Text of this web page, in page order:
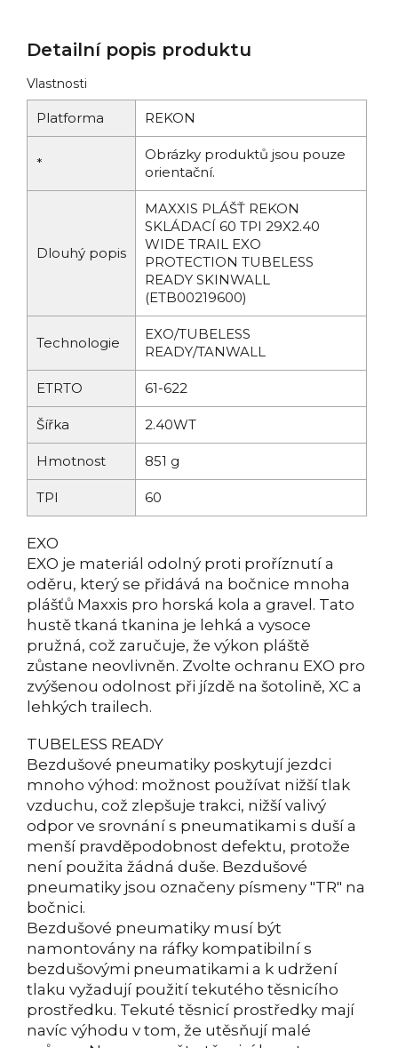
Detailní popis produktu
Vlastnosti
Platforma REKON
*
Obrázky produktů jsou pouze
orientační.
Dlouhý popis
MAXXIS PLÁŠŤ REKON
SKLÁDACÍ 60 TPI 29X2.40
WIDE TRAIL EXO
PROTECTION TUBELESS
READY SKINWALL
(ETB00219600)
Technologie
EXO/TUBELESS
READY/TANWALL
ETRTO 61-622
Šířka 2.40WT
Hmotnost 851 g
TPI 60
EXO
EXO je materiál odolný proti proříznutí a
oděru, který se přidává na bočnice mnoha
plášťů Maxxis pro horská kola a gravel. Tato
hustě tkaná tkanina je lehká a vysoce
pružná, což zaručuje, že výkon pláště
zůstane neovlivněn. Zvolte ochranu EXO pro
zvýšenou odolnost při jízdě na šotolině, XC a
lehkých trailech.
TUBELESS READY
Bezdušové pneumatiky poskytují jezdci
mnoho výhod: možnost používat nižší tlak
vzduchu, což zlepšuje trakci, nižší valivý
odpor ve srovnání s pneumatikami s duší a
menší pravděpodobnost defektu, protože
není použita žádná duše. Bezdušové
pneumatiky jsou označeny písmeny "TR" na
bočnici.
Bezdušové pneumatiky musí být
namontovány na ráfky kompatibilní s
bezdušovými pneumatikami a k udržení
tlaku vyžadují použití tekutého těsnicího
prostředku. Tekuté těsnicí prostředky mají
navíc výhodu v tom, že utěsňují malé